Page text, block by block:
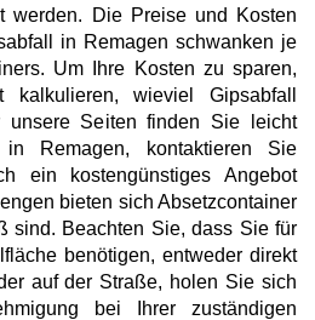
werden. Die Preise und Kosten
in Remagen schwanken je
Um Ihre Kosten zu sparen,
wieviel Gipsabfall
unsere Seiten finden Sie leicht
in Remagen, kontaktieren Sie
ein kostengünstiges Angebot
bieten sich Absetzcontainer
sind. Beachten Sie, dass Sie für
benötigen, entweder direkt
auf der Straße, holen Sie sich
bei Ihrer zuständigen